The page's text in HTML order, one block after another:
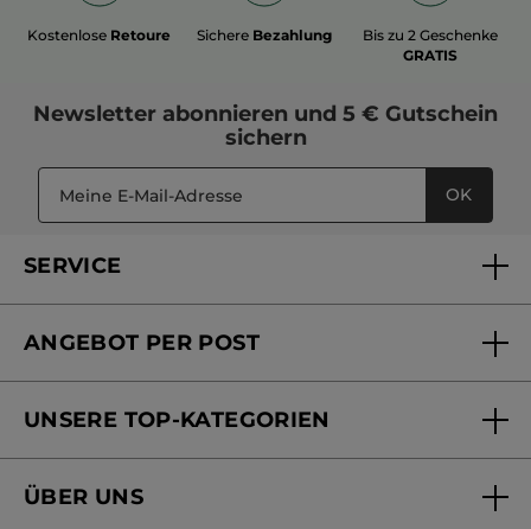
Kostenlose Retoure Sichere Bezahlung
Bis zu 2 Geschenke
GRATIS
Newsletter abonnieren und 5 € Gutschein
sichern
OK
SERVICE
Mein Konto
Online Preisliste
ANGEBOT PER POST
Versandhandel Preisliste
UNSERE TOP-KATEGORIEN
Black Friday Yves Rocher
ÜBER UNS